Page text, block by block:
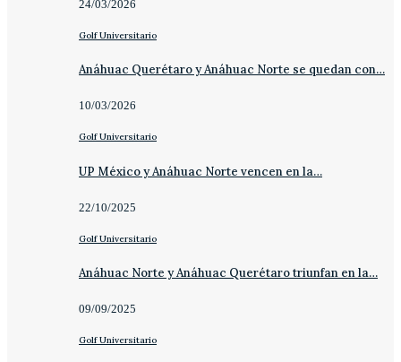
24/03/2026
Golf Universitario
Anáhuac Querétaro y Anáhuac Norte se quedan con…
10/03/2026
Golf Universitario
UP México y Anáhuac Norte vencen en la…
22/10/2025
Golf Universitario
Anáhuac Norte y Anáhuac Querétaro triunfan en la…
09/09/2025
Golf Universitario